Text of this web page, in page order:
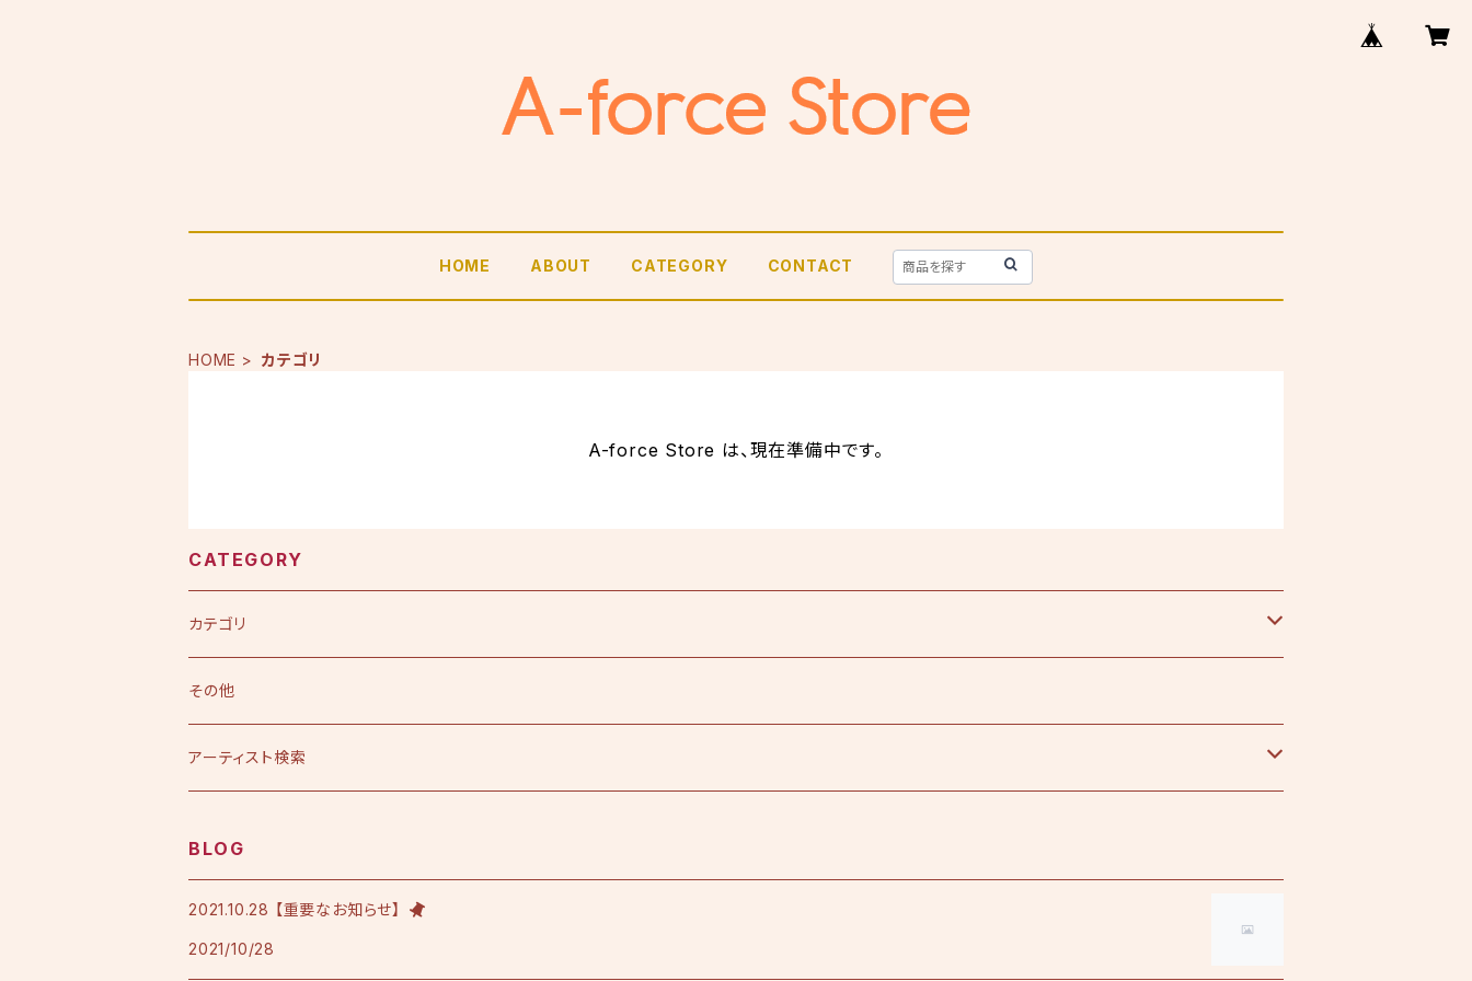
HOME ABOUT CATEGORY CONTACT
HOME カテゴリ
A-force Store は、現在準備中です。
CATEGORY
カテゴリ
CD
シングル
限定版
DVD
アルバム
フレンチテリースタジャン
カラオケノート
その他
その他
アーティスト検索
加宮佑唏
BLOG
2021.10.28 【重要なお知らせ】
2021/10/28